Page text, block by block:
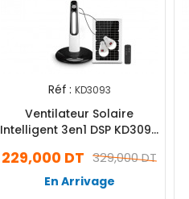
Réf : KD3093
Ventilateur Solaire
Intelligent 3en1 DSP KD3093
329,000 DT
229,000 DT
En Arrivage